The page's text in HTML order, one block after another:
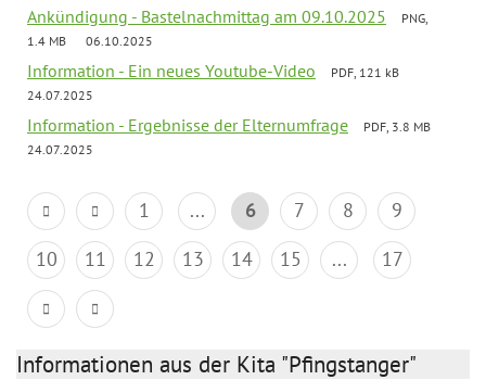
Ankündigung - Bastelnachmittag am 09.10.2025
PNG,
1.4 MB
06.10.2025
Information - Ein neues Youtube-Video
PDF, 121 kB
24.07.2025
Information - Ergebnisse der Elternumfrage
PDF, 3.8 MB
24.07.2025
1 ... 6 7 8
9
10
11 12 13 14 15 ... 17
Informationen aus der Kita "Pfingstanger"